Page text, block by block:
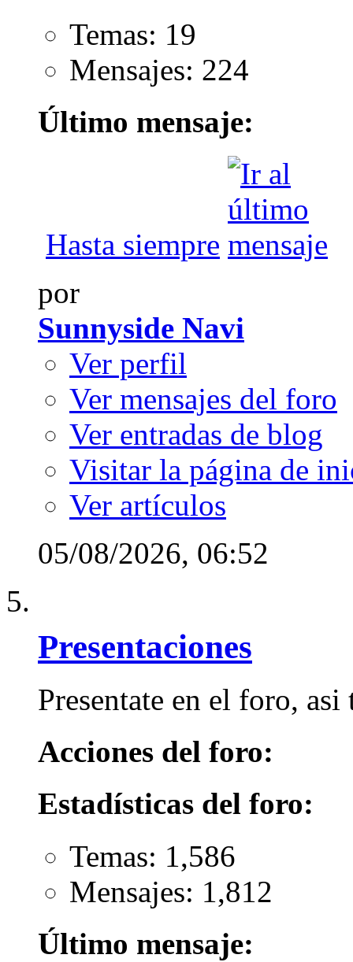
Temas: 19
Mensajes: 224
Último mensaje:
Hasta siempre
por
Sunnyside Navi
Ver perfil
Ver mensajes del foro
Ver entradas de blog
Visitar la página de
Ver artículos
05/08/2026, 06:52
Presentaciones
Presentate en el foro,
Acciones del foro:
Estadísticas del foro:
Temas: 1,586
Mensajes: 1,812
Último mensaje: